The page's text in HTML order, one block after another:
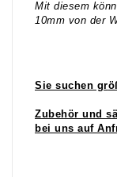
Mit diesem
10mm von der
Sie suchen gr
Zubehör und
bei uns auf